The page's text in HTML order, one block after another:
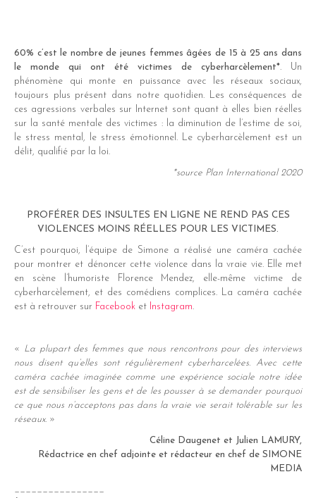
60% c’est le nombre de jeunes femmes âgées de 15 à 25 ans dans
le monde qui ont été victimes de cyberharcèlement* . Un
phénomène qui monte en puissance avec les réseaux sociaux,
toujours plus présent dans notre quotidien. Les conséquences de
ces agressions verbales sur Internet sont quant à elles bien réelles
sur la santé mentale des victimes : la diminution de l’estime de soi,
le stress mental, le stress émotionnel. Le cyberharcèlement est un
délit, qualifié par la loi.
*source Plan International 2020
PROFÉRER DES INSULTES EN LIGNE NE REND PAS CES
VIOLENCES MOINS RÉELLES POUR LES VICTIMES.
C’est pourquoi, l’équipe de Simone a réalisé une caméra cachée
pour montrer et dénoncer cette violence dans la vraie vie. Elle met
en scène l’humoriste Florence Mendez, elle-même victime de
cyberharcèlement, et des comédiens complices. La caméra cachée
est à retrouver sur Facebook et Instagram
«
La plupart des femmes que nous rencontrons pour des interviews
nous disent qu’elles sont régulièrement cyberharcelées. Avec cette
caméra cachée imaginée comme une expérience sociale notre idée
est de sensibiliser les gens et de les pousser à se demander pourquoi
ce que nous n’acceptons pas dans la vraie vie serait tolérable sur les
réseaux. »
Céline Daugenet et Julien LAMURY,
Rédactrice en chef adjointe et rédacteur en chef de SIMONE
MEDIA